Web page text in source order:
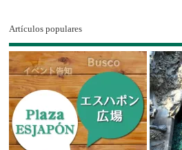
Artículos populares